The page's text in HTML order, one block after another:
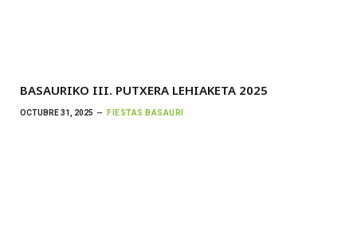
BASAURIKO III. PUTXERA LEHIAKETA 2025
OCTUBRE 31, 2025 FIESTAS BASAURI